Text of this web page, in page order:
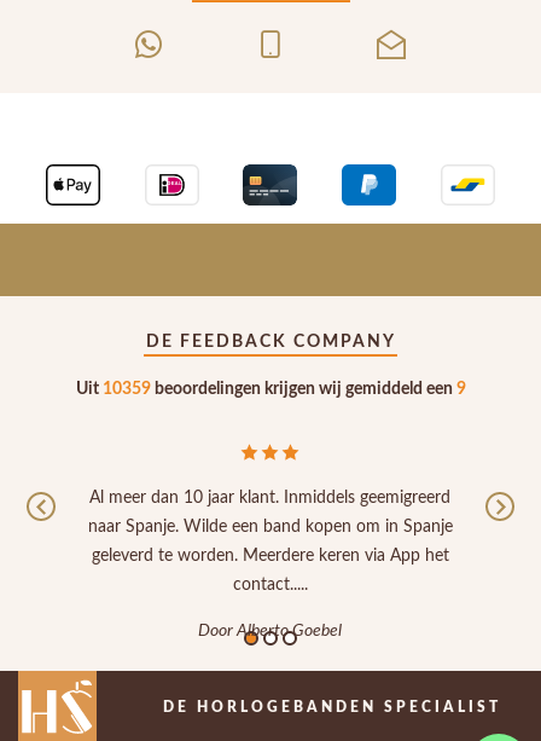
DE FEEDBACK COMPANY
Uit 10359beoordelingen krijgen wij gemiddeld een 9
Al meer dan 10 jaar klant. Inmiddels geemigreerd
naar Spanje. Wilde een band kopen om in Spanje
geleverd te worden. Meerdere keren via App het
contact.....
Door Alberto Goebel
Previous
DE HORLOGEBANDEN SPECIALIST